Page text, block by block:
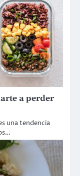
a perder
una tendencia